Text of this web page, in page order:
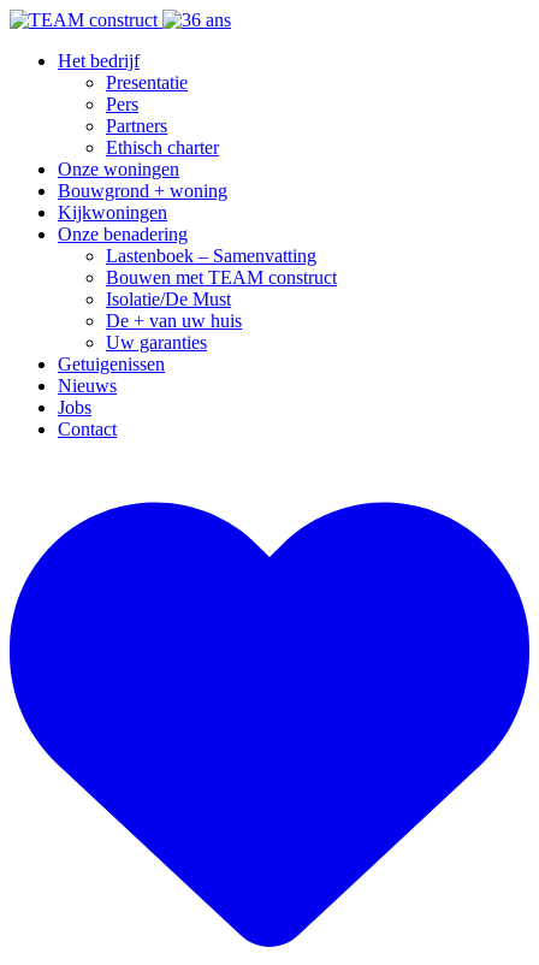
Het bedrijf
Presentatie
Pers
Partners
Ethisch charter
Onze woningen
Bouwgrond + woning
Kijkwoningen
Onze benadering
Lastenboek – Samenvatting
Bouwen met TEAM construct
Isolatie/De Must
De + van uw huis
Uw garanties
Getuigenissen
Nieuws
Jobs
Contact